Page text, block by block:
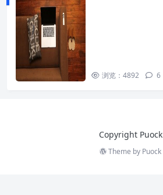
浏览：4892 6
Copyright Puock
Theme by Puock